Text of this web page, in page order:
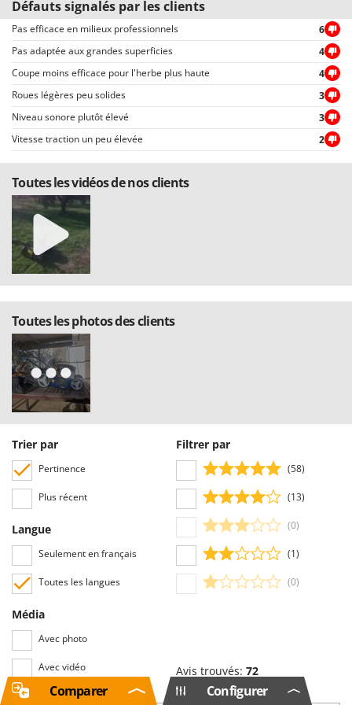
Défauts signalés par les clients
Pas efficace en milieux professionnels
6
Pas adaptée aux grandes superficies
4
Coupe moins efficace pour l'herbe plus haute
4
Roues légères peu solides
3
Niveau sonore plutôt élevé
3
Vitesse traction un peu élevée
2
Toutes les vidéos de nos clients
Toutes les photos des clients
Trier par
Pertinence
Plus récent
Langue
Seulement en français
Toutes les langues
Média
Avec photo
Avec vidéo
Filtrer par
(58)
(13)
(0)
(1)
(0)
Avis trouvés: 72
Configurer
Comparer